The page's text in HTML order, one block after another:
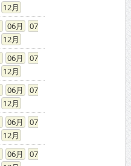
06
12
06
12
06
12
06
12
06
12